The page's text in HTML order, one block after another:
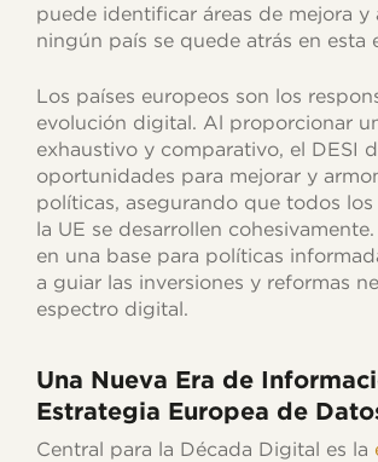
puede identificar áreas de mejora y
ningún país se quede atrás en esta
Los países europeos son los
evolución digital. Al proporcionar
exhaustivo y comparativo, el DESI
oportunidades para mejorar y
políticas, asegurando que todos
la UE se desarrollen
en una base para políticas
a guiar las inversiones y reformas
espectro digital.
Una Nueva Era de
Estrategia Europea de
Central para la Década Digital es la